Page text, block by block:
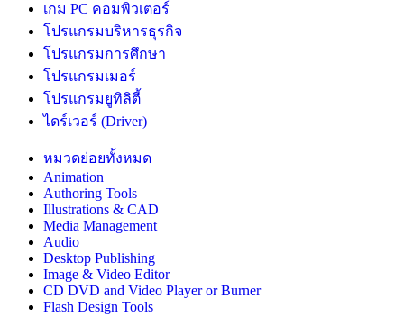
เกม PC คอมพิวเตอร์
โปรแกรมบริหารธุรกิจ
โปรแกรมการศึกษา
โปรแกรมเมอร์
โปรแกรมยูทิลิตี้
ไดร์เวอร์ (Driver)
หมวดย่อยทั้งหมด
Animation
Authoring Tools
Illustrations & CAD
Media Management
Audio
Desktop Publishing
Image & Video Editor
CD DVD and Video Player or Burner
Flash Design Tools